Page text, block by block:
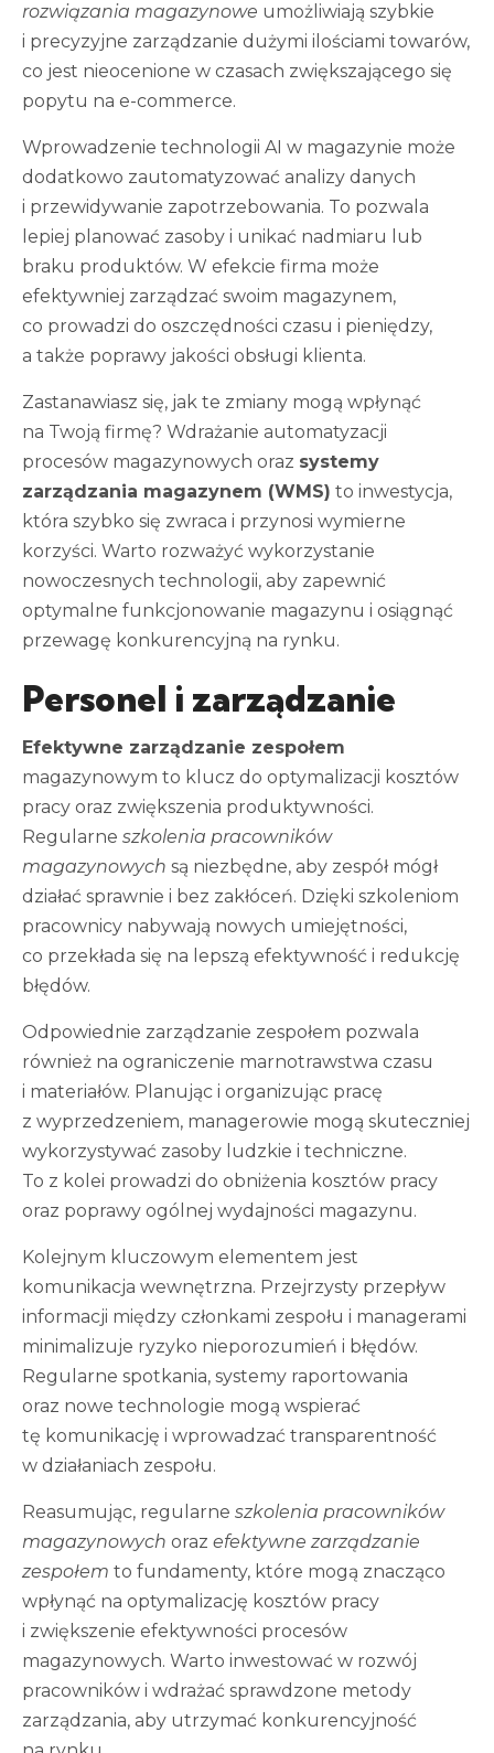
rozwiązania magazynowe umożliwiają szybkie
i precyzyjne zarządzanie dużymi ilościami towarów,
co jest nieocenione w czasach zwiększającego się
popytu na e-commerce.
Wprowadzenie technologii AI w magazynie może
dodatkowo zautomatyzować analizy danych
i przewidywanie zapotrzebowania. To pozwala
lepiej planować zasoby i unikać nadmiaru lub
braku produktów. W efekcie firma może
efektywniej zarządzać swoim magazynem,
co prowadzi do oszczędności czasu i pieniędzy,
a także poprawy jakości obsługi klienta.
Zastanawiasz się, jak te zmiany mogą wpłynąć
na Twoją firmę? Wdrażanie automatyzacji
procesów magazynowych oraz systemy
zarządzania magazynem (WMS) to inwestycja,
która szybko się zwraca i przynosi wymierne
korzyści. Warto rozważyć wykorzystanie
nowoczesnych technologii, aby zapewnić
optymalne funkcjonowanie magazynu i osiągnąć
przewagę konkurencyjną na rynku.
Personel i zarządzanie
Efektywne zarządzanie zespołem
magazynowym to klucz do optymalizacji kosztów
pracy oraz zwiększenia produktywności.
Regularne szkolenia pracowników
magazynowych są niezbędne, aby zespół mógł
działać sprawnie i bez zakłóceń. Dzięki szkoleniom
pracownicy nabywają nowych umiejętności,
co przekłada się na lepszą efektywność i redukcję
błędów.
Odpowiednie zarządzanie zespołem pozwala
również na ograniczenie marnotrawstwa czasu
i materiałów. Planując i organizując pracę
z wyprzedzeniem, managerowie mogą skuteczniej
wykorzystywać zasoby ludzkie i techniczne.
To z kolei prowadzi do obniżenia kosztów pracy
oraz poprawy ogólnej wydajności magazynu.
Kolejnym kluczowym elementem jest
komunikacja wewnętrzna. Przejrzysty przepływ
informacji między członkami zespołu i managerami
minimalizuje ryzyko nieporozumień i błędów.
Regularne spotkania, systemy raportowania
oraz nowe technologie mogą wspierać
tę komunikację i wprowadzać transparentność
w działaniach zespołu.
Reasumując, regularne szkolenia pracowników
magazynowych oraz efektywne zarządzanie
zespołem to fundamenty, które mogą znacząco
wpłynąć na optymalizację kosztów pracy
i zwiększenie efektywności procesów
magazynowych. Warto inwestować w rozwój
pracowników i wdrażać sprawdzone metody
zarządzania, aby utrzymać konkurencyjność